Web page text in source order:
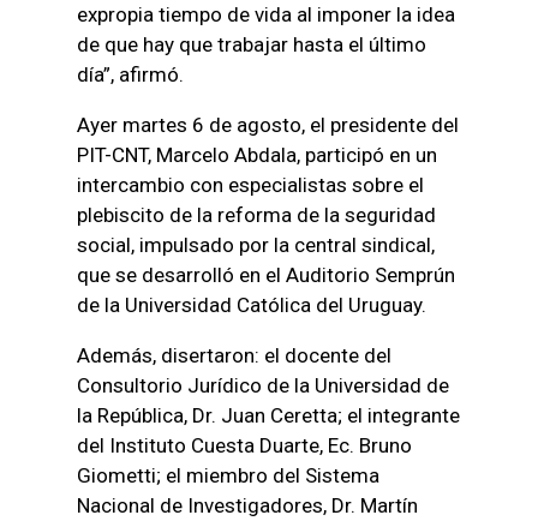
expropia tiempo de vida al imponer la idea
de que hay que trabajar hasta el último
día”, afirmó.
Ayer martes 6 de agosto, el presidente del
PIT-CNT, Marcelo Abdala, participó en un
intercambio con especialistas sobre el
plebiscito de la reforma de la seguridad
social, impulsado por la central sindical,
que se desarrolló en el Auditorio Semprún
de la Universidad Católica del Uruguay.
Además, disertaron: el docente del
Consultorio Jurídico de la Universidad de
la República, Dr. Juan Ceretta; el integrante
del Instituto Cuesta Duarte, Ec. Bruno
Giometti; el miembro del Sistema
Nacional de Investigadores, Dr. Martín